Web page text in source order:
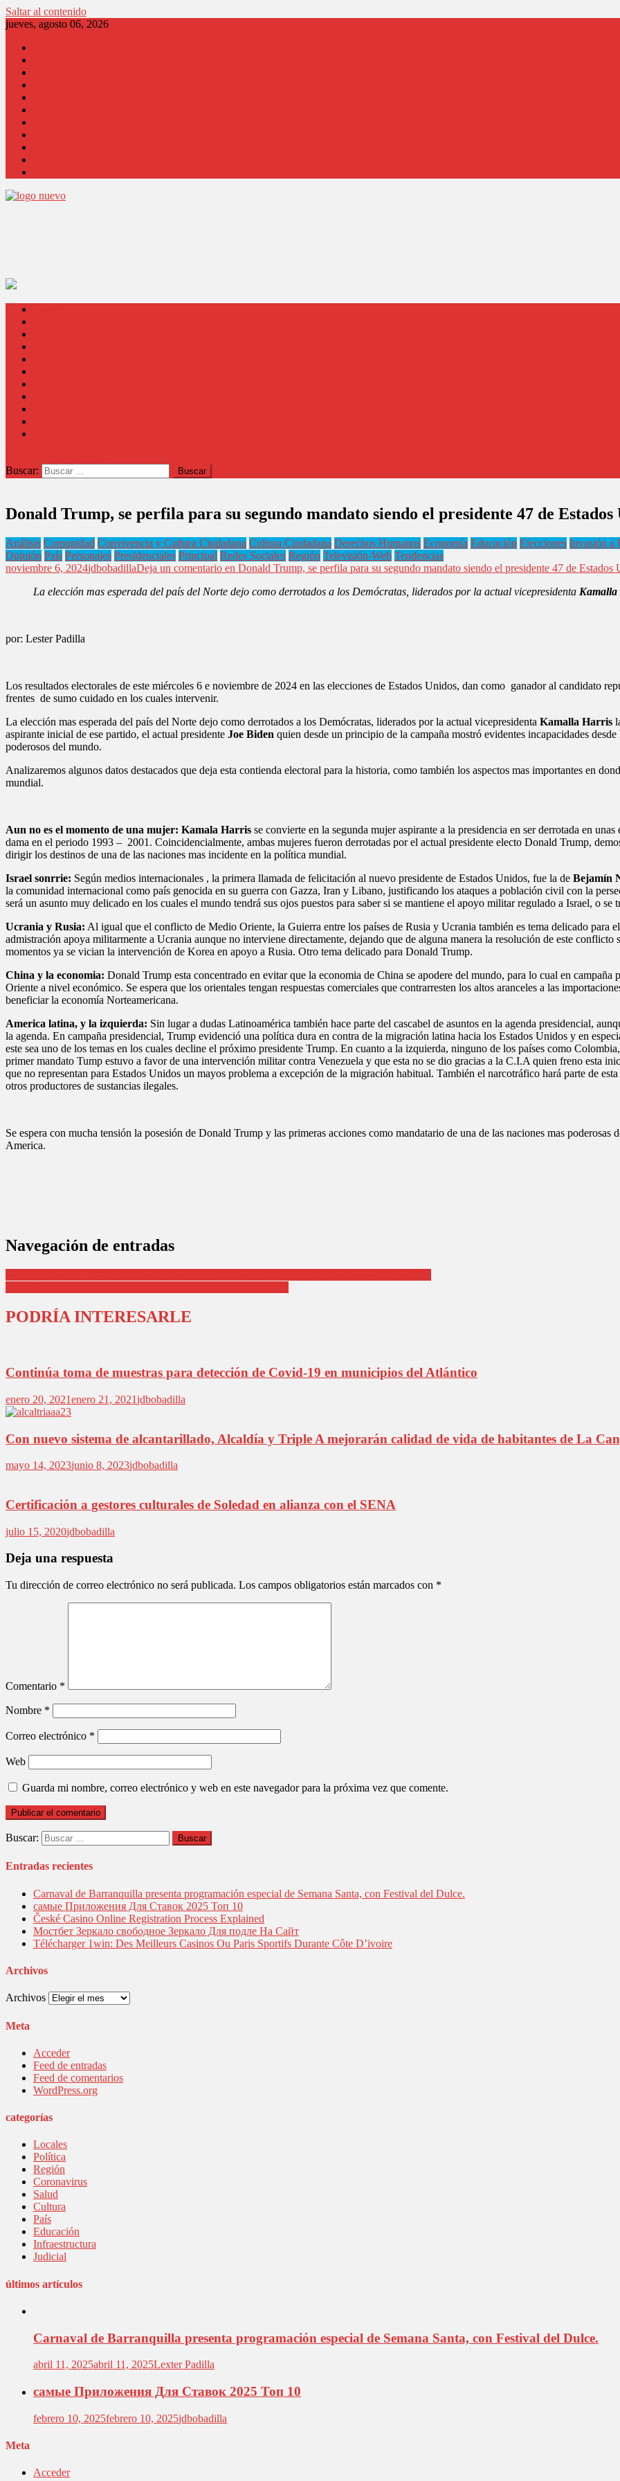
Saltar al contenido
jueves, agosto 06, 2026
Buscar:
Donald Trump, se perfila para su segundo mandato siendo el presidente 47 de Estados
Análisis Comunidad Convivencia y Cultura Ciudadana Cultura Ciudadana Derechos Humanos Economía Educación Elecciones Invasión a
Opinión País Personajes Presidenciales Principal Redes Sociales Región Televisión-Web Tendencias
noviembre 6, 2024jdbobadillaDeja un comentario en Donald Trump, se perfila para su segundo mandato siendo el presidente 47 de Estados
La elección mas esperada del país del Norte dejo como derrotados a los Demócratas, liderados por la actual vicepresidenta
por: Lester Padilla
Los resultados electorales de este miércoles 6 e noviembre de 2024 en las elecciones de Estados Unidos, dan como ganador al candidato
frentes de sumo cuidado en los cuales intervenir.
La elección mas esperada del país del Norte dejo como derrotados a los Demócratas, liderados por la actual vicepresidenta Kamalla Harris
aspirante inicial de ese partido, el actual presidente Joe Biden quien desde un principio de la campaña mostró evidentes incapacidades
poderosos del mundo.
Analizaremos algunos datos destacados que deja esta contienda electoral para la historia, como también los aspectos mas importantes en
mundial.
Aun no es el momento de una mujer: Kamala Harris se convierte en la segunda mujer aspirante a la presidencia en ser derrotada en unas
dama en el periodo 1993 – 2001. Coincidencialmente, ambas mujeres fueron derrotadas por el actual presidente electo Donald Trump,
dirigir los destinos de una de las naciones mas incidente en la política mundial.
Israel sonrrie: Según medios internacionales , la primera llamada de felicitación al nuevo presidente de Estados Unidos, fue la de Bejamín
la comunidad internacional como país genocida en su guerra con Gazza, Iran y Libano, justificando los ataques a población civil con la
será un asunto muy delicado en los cuales el mundo tendrá sus ojos puestos para saber si se mantiene el apoyo militar regulado a Israel, o se
Ucrania y Rusia: Al igual que el conflicto de Medio Oriente, la Guierra entre los países de Rusia y Ucrania también es tema delicado para
admistración apoya militarmente a Ucrania aunque no interviene directamente, dejando que de alguna manera la resolución de este
momentos ya se vician la intervención de Korea en apoyo a Rusia. Otro tema delicado para Donald Trump.
China y la economia: Donald Trump esta concentrado en evitar que la economia de China se apodere del mundo, para lo cual en
Oriente a nivel económico. Se espera que los orientales tengan respuestas comerciales que contrarresten los altos aranceles a las
beneficiar la economía Norteamericana.
America latina, y la izquierda: Sin lugar a dudas Latinoamérica también hace parte del cascabel de asuntos en la agenda presidencial,
la agenda. En campaña presidencial, Trump evidenció una política dura en contra de la migración latina hacia los Estados Unidos y en
este sea uno de los temas en los cuales decline el próximo presidente Trump. En cuanto a la izquierda, ninguno de los países como
primer mandato Tump estuvo a favor de una intervención militar contra Venezuela y que esta no se dio gracias a la C.I.A quien freno esta
que no representan para Estados Unidos un mayos problema a excepción de la migración habitual. También el narcotráfico hará parte de
otros productores de sustancias ilegales.
Se espera con mucha tensión la posesión de Donald Trump y las primeras acciones como mandatario de una de las naciones mas
America.
Navegación de entradas
PODRÍA INTERESARLE
Continúa toma de muestras para detección de Covid-19 en municipios del Atlántico
enero 20, 2021enero 21, 2021jdbobadilla
Con nuevo sistema de alcantarillado, Alcaldía y Triple A mejorarán calidad de vida de habitantes de La
mayo 14, 2023junio 8, 2023jdbobadilla
Certificación a gestores culturales de Soledad en alianza con el SENA
julio 15, 2020jdbobadilla
Deja una respuesta
Tu dirección de correo electrónico no será publicada. Los campos obligatorios están marcados con *
Comentario *
Nombre *
Correo electrónico *
Web
Guarda mi nombre, correo electrónico y web en este navegador para la próxima vez que comente.
Buscar:
Entradas recientes
Carnaval de Barranquilla presenta programación especial de Semana Santa, con Festival del Dulce.
самые Приложения Для Ставок 2025 Топ 10
České Casino Online Registration Process Explained
Мостбет Зеркало свободное Зеркало Для подле На Сайт
Télécharger 1win: Des Meilleurs Casinos Ou Paris Sportifs Durante Côte D’ivoire
Archivos
Archivos
Meta
Acceder
Feed de entradas
Feed de comentarios
WordPress.org
categorías
Locales
Política
Región
Coronavirus
Salud
Cultura
País
Educación
Infraestructura
Judicial
últimos artículos
Carnaval de Barranquilla presenta programación especial de Semana Santa, con Festival del Dulce.
abril 11, 2025abril 11, 2025Lexter Padilla
самые Приложения Для Ставок 2025 Топ 10
febrero 10, 2025febrero 10, 2025jdbobadilla
Meta
Acceder